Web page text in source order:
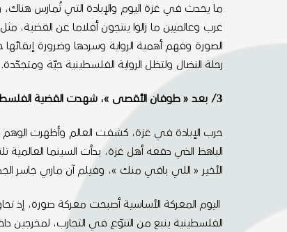
ما يحدث في غزة اليوم والإبادة التي تُمارس
عرب وعالميين ما زالوا ينتجون أفلاما عن القضية،
الصورة وفهم أهمية الرواية وسردها وضرورة
رحلة النضال ولتظل الرواية الفلسطينية حيّة ومتجدّدة.
3/ بعد « طوفان الأقصى »، شهدت القضية الفلسطينية تحوّلا تاريخيا غير مسبوق، هل تعتقدون أنّ السينما العالمية ستواكب هذا التحوّل وتعكس الرواية الحقيقية للفلسطينيين؟
حرب الإبادة في غزة، كشفت العالم وأظهرت الوهم
الباهظ الذي دفعه أهل غزة، بدأت السينما
الأخير « اللي باقي منك »، وفيلم آن ماري جاسر
اليوم المعركة الأساسية أصبحت معركة صورة، إذ